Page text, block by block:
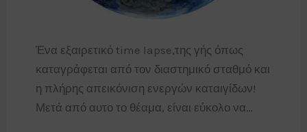
Ένα εξαιρετικό time lapse,της γής όπως
καταγράφεται από τον διαστημικό σταθμό και
η πλήρης απεικόνιση ενεργών καταιγίδων!
Μετά από αυτο το θέαμα, είναι εύκολο να…